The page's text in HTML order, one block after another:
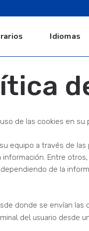
Idiomas
de las cookies en su
equipo a través de
Entre
de la
donde se envían
del usuario